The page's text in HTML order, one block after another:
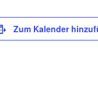
Zum Kalender